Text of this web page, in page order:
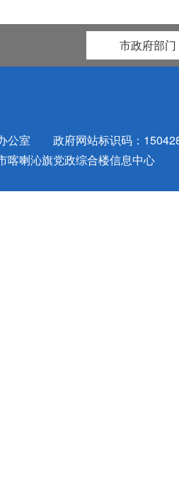
公共
生态环
境质量
市政府部门
公室 政府网站标识码：
喀喇沁旗党政综合楼信息中心